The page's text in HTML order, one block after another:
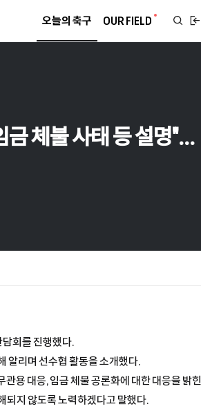
오늘의 축구 OUR FIELD
금 체불 사태 등 설명"...
회를 진행했다.
알리며 선수협 활동을 소개했다.
관용 대응, 임금 체불 공론화에 대한 대응을 밝힌
되지 않도록 노력하겠다고 말했다.